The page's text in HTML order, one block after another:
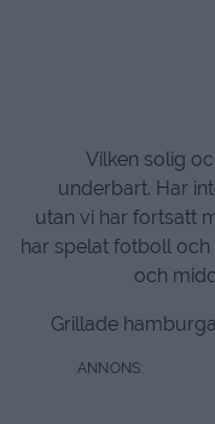
Vilken solig
underbart. Har
utan vi har fortsatt
har spelat fotboll
och
Grillade